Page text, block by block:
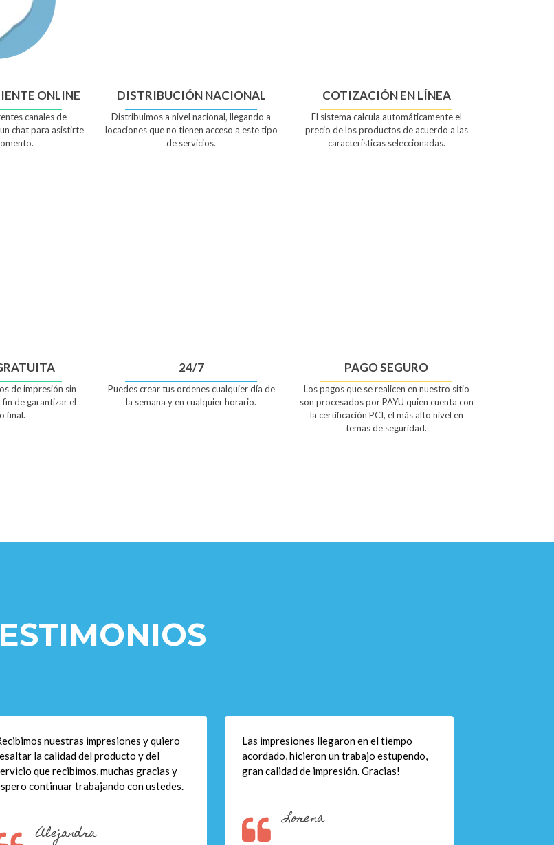
ONLINE
canales de
chat para asistirte
DISTRIBUCIÓN NACIONAL
Distribuimos a nivel nacional, llegando a
locaciones que no tienen acceso a este tipo
de servicios.
COTIZACIÓN EN LÍNEA
El sistema calcula automáticamente el
precio de los productos de acuerdo a las
características seleccionadas.
de impresión sin
de garantizar el
final.
24/7
Puedes crear tus ordenes cualquier día de
la semana y en cualquier horario.
PAGO SEGURO
Los pagos que se realicen en nuestro sitio
son procesados por PAYU quien cuenta con
la certificación PCI, el más alto nivel en
temas de seguridad.
nuestras impresiones y quiero
la calidad del producto y del
que recibimos, muchas gracias y
continuar trabajando con ustedes.
Alejandra
Las impresiones llegaron en el tiempo
acordado, hicieron un trabajo estupendo,
gran calidad de impresión. Gracias!
Lorena